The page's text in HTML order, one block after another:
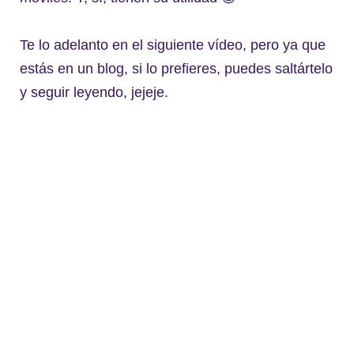
Te lo adelanto en el siguiente vídeo, pero ya que
estás en un blog, si lo prefieres, puedes saltártelo
y seguir leyendo, jejeje.